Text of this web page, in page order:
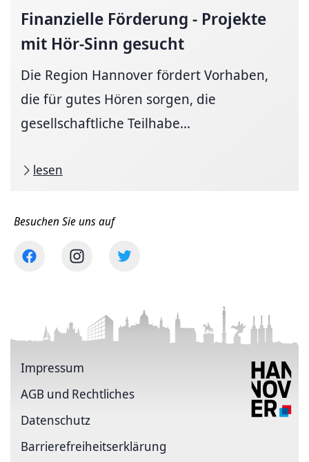
Finanzielle Förderung - Projekte
mit Hör-Sinn gesucht
Die Region Hannover fördert Vorhaben,
die für gutes Hören sorgen, die
gesellschaftliche Teilhabe...
lesen
Besuchen Sie uns auf
Impressum
AGB und Rechtliches
Datenschutz
Barriere­freiheits­erklärung